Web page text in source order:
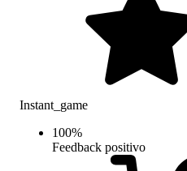
Instant_game
100%
Feedback positivo